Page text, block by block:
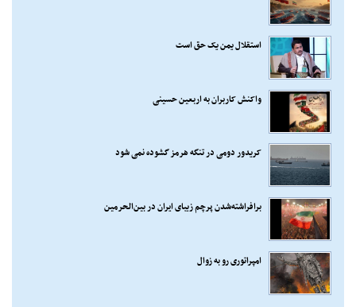
استقلال یمن یک حق است
واکنش کاربران به اربعین حسینی
کریدور دومی در تنگه هرمز گشوده نمی شود
برافراشته‌شدن پرچم زیبای ایران در بین‌الحرمین
امپراتوری رو به زوال